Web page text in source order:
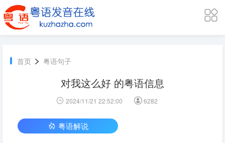
首页 > 粤语句子
对我这么好 的粤语信息
2024/11/21 22:52:00 6282
粤语解说